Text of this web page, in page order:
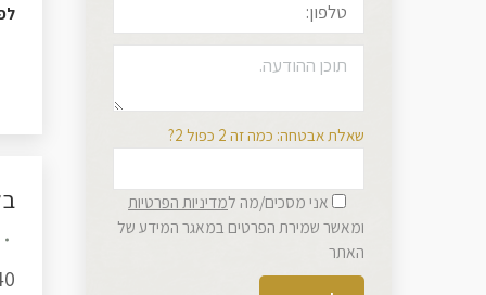
שאלת אבטחה: כמה זה 2 כפול 2?
אני מסכים/מה למדיניות הפרטיות
ומאשר שמירת הפרטים במאגר המידע של
האתר